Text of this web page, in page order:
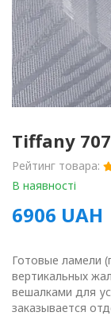
Tiffany 707
Рейтинг товара:
В наявності
6906 UAH
Готовые ламели
вертикальных
вешалками для
заказывается